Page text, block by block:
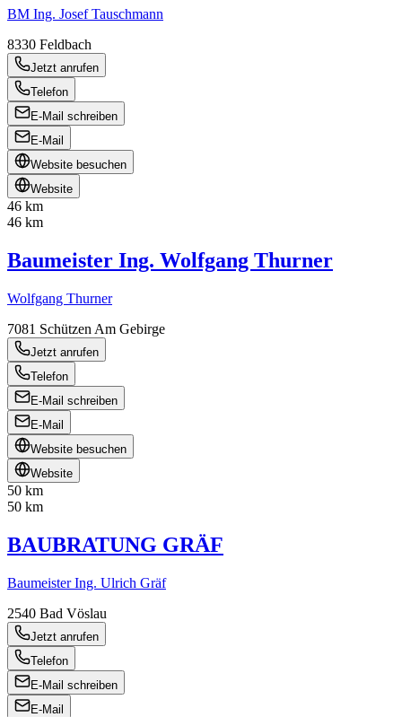
BM Ing. Josef Tauschmann
8330 Feldbach
Jetzt anrufen
Telefon
E-Mail schreiben
E-Mail
Website besuchen
Website
46 km
46 km
Baumeister Ing. Wolfgang Thurner
Wolfgang Thurner
7081 Schützen Am Gebirge
Jetzt anrufen
Telefon
E-Mail schreiben
E-Mail
Website besuchen
Website
50 km
50 km
BAUBRATUNG GRÄF
Baumeister Ing. Ulrich Gräf
2540 Bad Vöslau
Jetzt anrufen
Telefon
E-Mail schreiben
E-Mail